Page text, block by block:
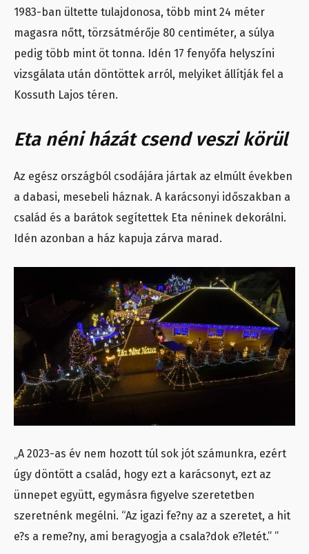
1983-ban ültette tulajdonosa, több mint 24 méter
magasra nőtt, törzsátmérője 80 centiméter, a súlya
pedig több mint öt tonna. Idén 17 fenyőfa helyszíni
vizsgálata után döntöttek arról, melyiket állítják fel a
Kossuth Lajos téren.
Eta néni házát csend veszi körül
Az egész országból csodájára jártak az elmúlt években
a dabasi, mesebeli háznak. A karácsonyi időszakban a
család és a barátok segítettek Eta néninek dekorálni.
Idén azonban a ház kapuja zárva marad.
„A 2023-as év nem hozott túl sok jót számunkra, ezért
úgy döntött a család, hogy ezt a karácsonyt, ezt az
ünnepet együtt, egymásra figyelve szeretetben
szeretnénk megélni. “Az igazi fe?ny az a szeretet, a hit
e?s a reme?ny, ami beragyogja a csala?dok e?letét.” ”